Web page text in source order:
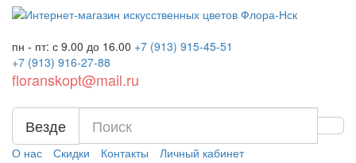
пн - пт: с 9.00 до 16.00 +7 (913) 915-45-51
+7 (913) 916-27-88
floranskopt@mail.ru
Везде
О нас Скидки Контакты
Личный кабинет